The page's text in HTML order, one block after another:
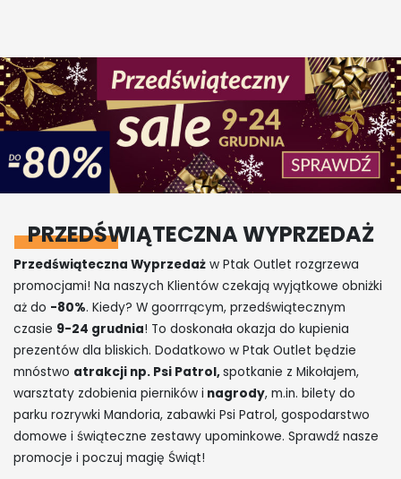
PRZEDŚWIĄTECZNA WYPRZEDAŻ
Przedświąteczna Wyprzedaż w Ptak Outlet rozgrzewa
promocjami! Na naszych Klientów czekają wyjątkowe obniżki
aż do -80%. Kiedy? W goorrrącym, przedświątecznym
czasie 9-24 grudnia! To doskonała okazja do kupienia
prezentów dla bliskich. Dodatkowo w Ptak Outlet będzie
mnóstwo atrakcji np. Psi Patrol,spotkanie z Mikołajem,
warsztaty zdobienia pierników i nagrody, m.in. bilety do
parku rozrywki Mandoria, zabawki Psi Patrol, gospodarstwo
domowe i świąteczne zestawy upominkowe. Sprawdź nasze
promocje i poczuj magię Świąt!